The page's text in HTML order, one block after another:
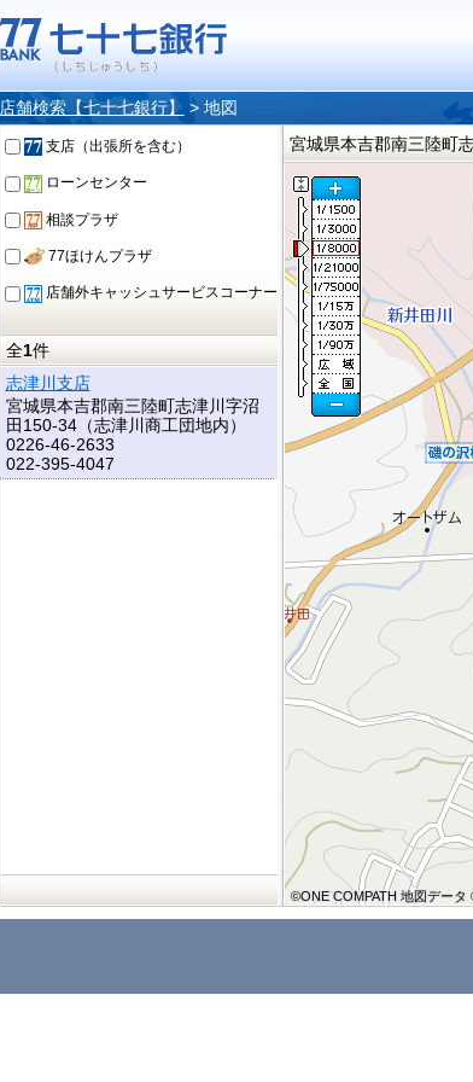
店舗検索【七十七銀行】 > 地図
支店（出張所を含む）
ローンセンター
相談プラザ
77ほけんプラザ
店舗外キャッシュサービスコーナー
全1件
志津川支店
宮城県本吉郡南三陸町志津川字沼
田150-34（志津川商工団地内）
0226-46-2633
022-395-4047
宮城県本吉郡南三陸町
©ONE COMPATH 地図データ
©ONE COMPATH 地図データ
©ONE COMPATH 地図データ
©ONE COMPATH 地図デー
©ONE COMPATH 地図データ
©ONE COMPATH 地図データ
©ONE COMPATH 地図データ
©ONE COMPATH 地図データ
©ONE COMPATH 地図データ